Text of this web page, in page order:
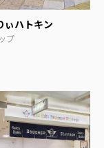
ぃハトキン
プ